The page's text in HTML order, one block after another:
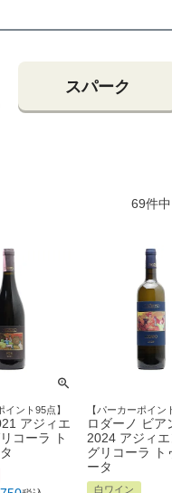
スパーク
69件中
イント95点】
アジィエ
コーラ ト
【パーカーポイン
ロダーノ ビア
2024 アジィ
グリコーラ ト
ータ
白ワイン